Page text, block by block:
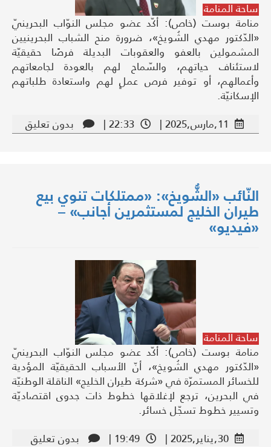
ساحة المنامة
منامة بوست (خاص): أكّد عضو مجلس النوّاب البحرينيّ
«الدّكتور مهدي الشُويخ»، ضرورة منح الشباب البحرينيين
المشمولين بالعفو والعقوبات البديلة فرصًا حقيقيّة
لاستئناف حياتهم، والسّماح لهم بالعودة لجامعاتهم
وأعمالهم، أو توفير فرص عملٍ لهم واستعادة طلباتهم
الإسكانيّة.
11,مارس,2025 |
22:33 | بدون تعليق
النّائب «الشُّويخ»: «ممتلكات تنوي بيع
طيران الخليج لمستثمرين أجانب» –
«فيديو»
ساحة المنامة
منامة بوست (خاص): أكّد عضو مجلس النوّاب البحرينيّ
«الدّكتور مهدي الشُويخ»، أنّ الأسباب الحقيقيّة المؤدية
للخسائر المستمرّة في «شركة طيران الخليج» الناقلة الوطنيّة
في البحرين، ترجع لإغلاقها خطوط ذات جدوى اقتصاديّة
وتسيير خطوط تسجّل خسائر.
30,يناير,2025 |
19:49 | بدون تعليق